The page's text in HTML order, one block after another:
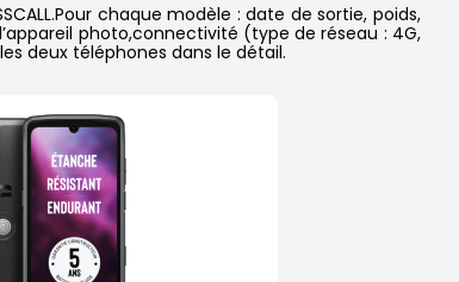
chaque modèle : date de sortie, poids,
photo,connectivité (type de réseau : 4G,
deux téléphones dans le détail.